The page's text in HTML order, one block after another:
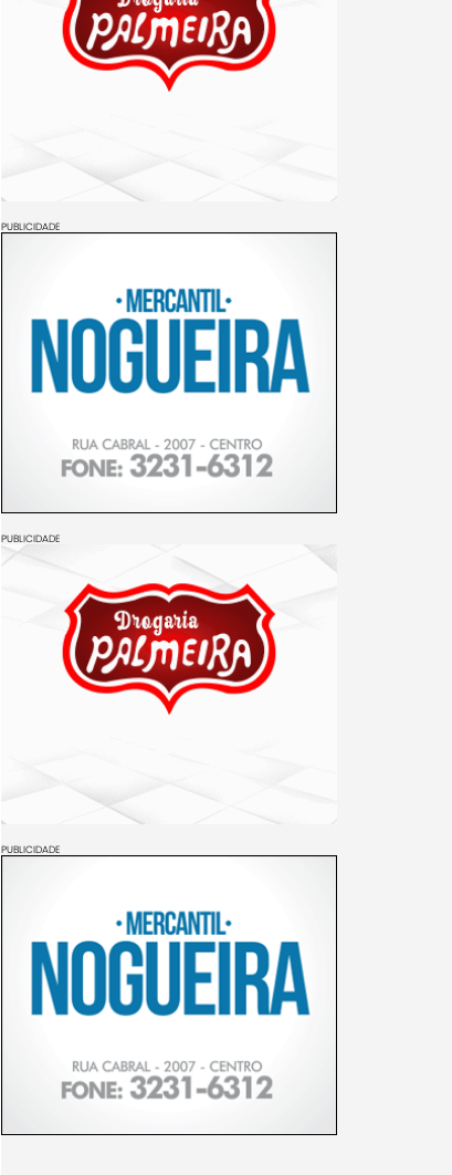
PUBLICIDADE
PUBLICIDADE
PUBLICIDADE